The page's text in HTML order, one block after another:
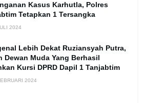
Kasus Karhutla, Polres
Tetapkan 1 Tersangka
2024
Lebih Dekat Ruziansyah Putra,
Dewan Muda Yang Berhasil
Kursi DPRD Dapil 1 Tanjabtim
2024